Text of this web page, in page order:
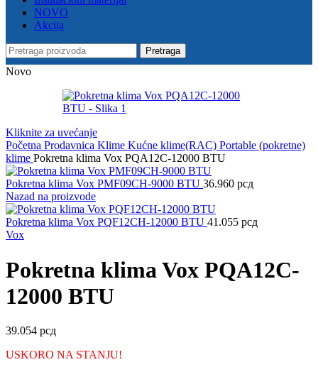
NOVO
Akcija
Pretraga
Novo
Kliknite za uvećanje
Početna Prodavnica Klime Kućne klime(RAC) Portable (pokretne)
klime Pokretna klima Vox PQA12C-12000 BTU
Pokretna klima Vox PMF09CH-9000 BTU 36.960 рсд
Nazad na proizvode
Pokretna klima Vox PQF12CH-12000 BTU 41.055 рсд
Vox
Pokretna klima Vox PQA12C-
12000 BTU
39.054 рсд
USKORO NA STANJU!